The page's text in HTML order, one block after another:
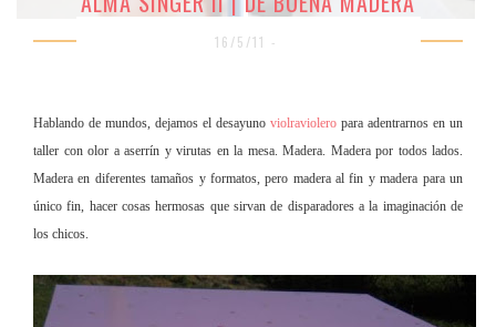
16/5/11 -
Hablando de mundos, dejamos el desayuno violraviolero para adentrarnos en un
taller con olor a aserrín y virutas en la mesa. Madera. Madera por todos lados.
Madera en diferentes tamaños y formatos, pero madera al fin y madera para un
único fin, hacer cosas hermosas que sirvan de disparadores a la imaginación de
los chicos.